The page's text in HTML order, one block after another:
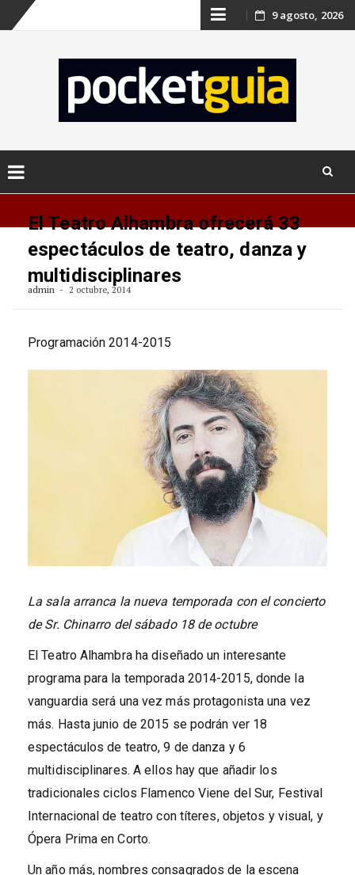
Skip
content
9 agosto, 2026
El Teatro Alhambra ofrecerá 33
espectáculos de teatro, danza y
multidisciplinares
admin 2 octubre, 2014
Programación 2014-2015
La sala arranca la nueva temporada con el concierto
de Sr. Chinarro del sábado 18 de octubre
El Teatro Alhambra ha diseñado un interesante
programa para la temporada 2014-2015, donde la
vanguardia será una vez más protagonista una vez
más. Hasta junio de 2015 se podrán ver 18
espectáculos de teatro, 9 de danza y 6
multidisciplinares. A ellos hay que añadir los
tradicionales ciclos Flamenco Viene del Sur, Festival
Internacional de teatro con títeres, objetos y visual, y
Ópera Prima en Corto.
Un año más, nombres consagrados de la escena